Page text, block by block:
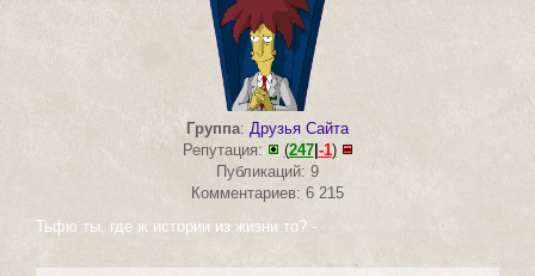
Группа: Друзья Сайта
Репутация:
(247| -1)
Публикаций: 9
Комментариев: 6 215
Тьфю ты, где ж истории из жизни то? -